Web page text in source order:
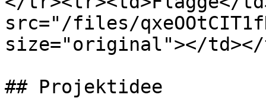
src="/files/
size="original"></
## Projektidee